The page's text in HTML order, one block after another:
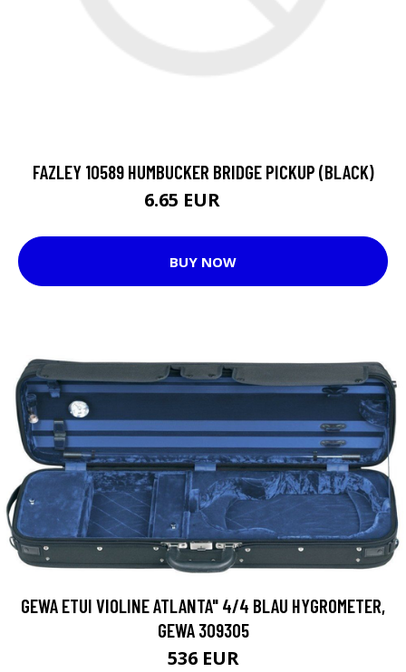
FAZLEY 10589 HUMBUCKER BRIDGE PICKUP (BLACK)
6.65 EUR
BUY NOW
GEWA ETUI VIOLINE ATLANTA" 4/4 BLAU HYGROMETER,
GEWA 309305
536 EUR